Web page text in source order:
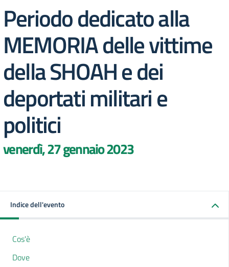
Periodo dedicato alla
MEMORIA delle vittime
della SHOAH e dei
deportati militari e
politici
venerdì, 27 gennaio 2023
Indice dell'evento
Cos'è
Dove